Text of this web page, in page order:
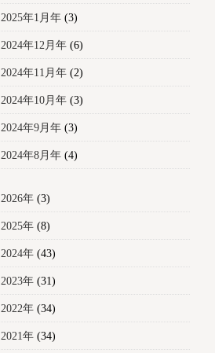
2025年1月年(3)
2024年12月年(6)
2024年11月年(2)
2024年10月年(3)
2024年9月年(3)
2024年8月年(4)
2026年(3)
2025年(8)
2024年(43)
2023年(31)
2022年(34)
2021年(34)